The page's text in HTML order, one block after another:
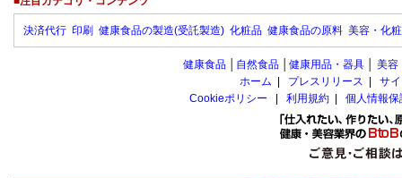
決済代行 印刷 健康食品の製造(受託製造) 化粧品 健康食品の原料 美容・化
健康食品 自然食品 健康用品・器具 美容
ホーム
プレスリリース
サ
Cookieポリシー
利用規約 個人情報